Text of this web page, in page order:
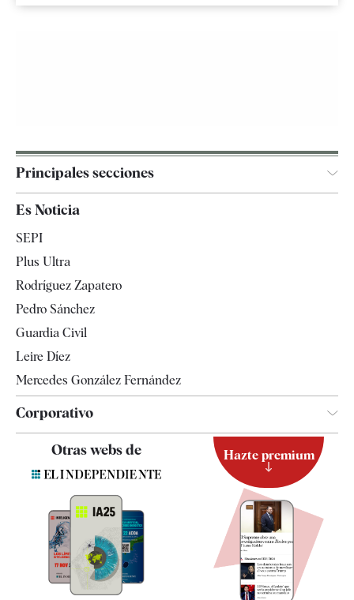
Principales secciones
España
Televisión
Es Noticia
SEPI
Plus Ultra
Rodríguez Zapatero
Pedro Sánchez
Guardia Civil
Leire Díez
Mercedes González Fernández
Corporativo
Contacto
Quiénes somos
Especificaciones
Otras webs de Hazte premium